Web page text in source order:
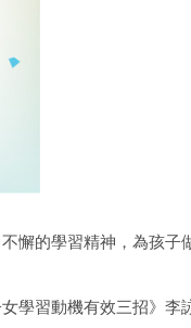
懈的學習精神，為孩子
學習動機有效三招》李